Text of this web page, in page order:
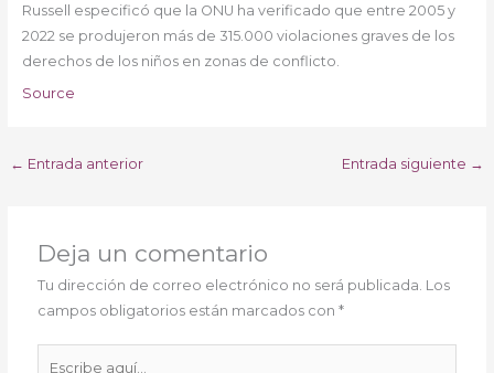
Russell especificó que la ONU ha verificado que entre 2005 y
2022 se produjeron más de 315.000 violaciones graves de los
derechos de los niños en zonas de conflicto.
Source
← Entrada anterior Entrada siguiente →
Deja un comentario
Tu dirección de correo electrónico no será publicada. Los
campos obligatorios están marcados con*